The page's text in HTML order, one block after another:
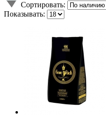
Сортировать:
Показывать: